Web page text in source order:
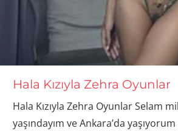
Hala Kızıyla Zehra Oyunlar
Hala Kızıyla Zehra Oyunlar Selam
yaşındayım ve Ankara’da